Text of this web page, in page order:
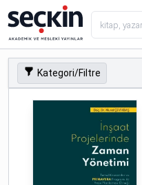
Kategori/Filtre